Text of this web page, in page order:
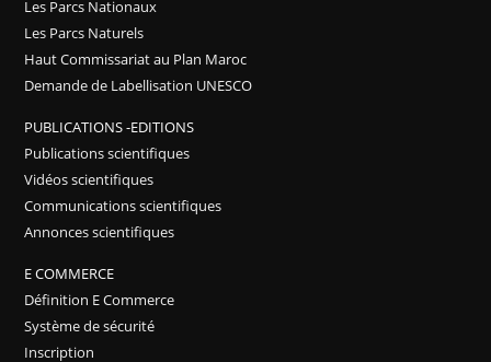
Les Parcs Nationaux
Les Parcs Naturels
Haut Commissariat au Plan Maroc
Demande de Labellisation UNESCO
PUBLICATIONS -EDITIONS
Publications scientifiques
Vidéos scientifiques
Communications scientifiques
Annonces scientifiques
E COMMERCE
Définition E Commerce
Système de sécurité
Inscription